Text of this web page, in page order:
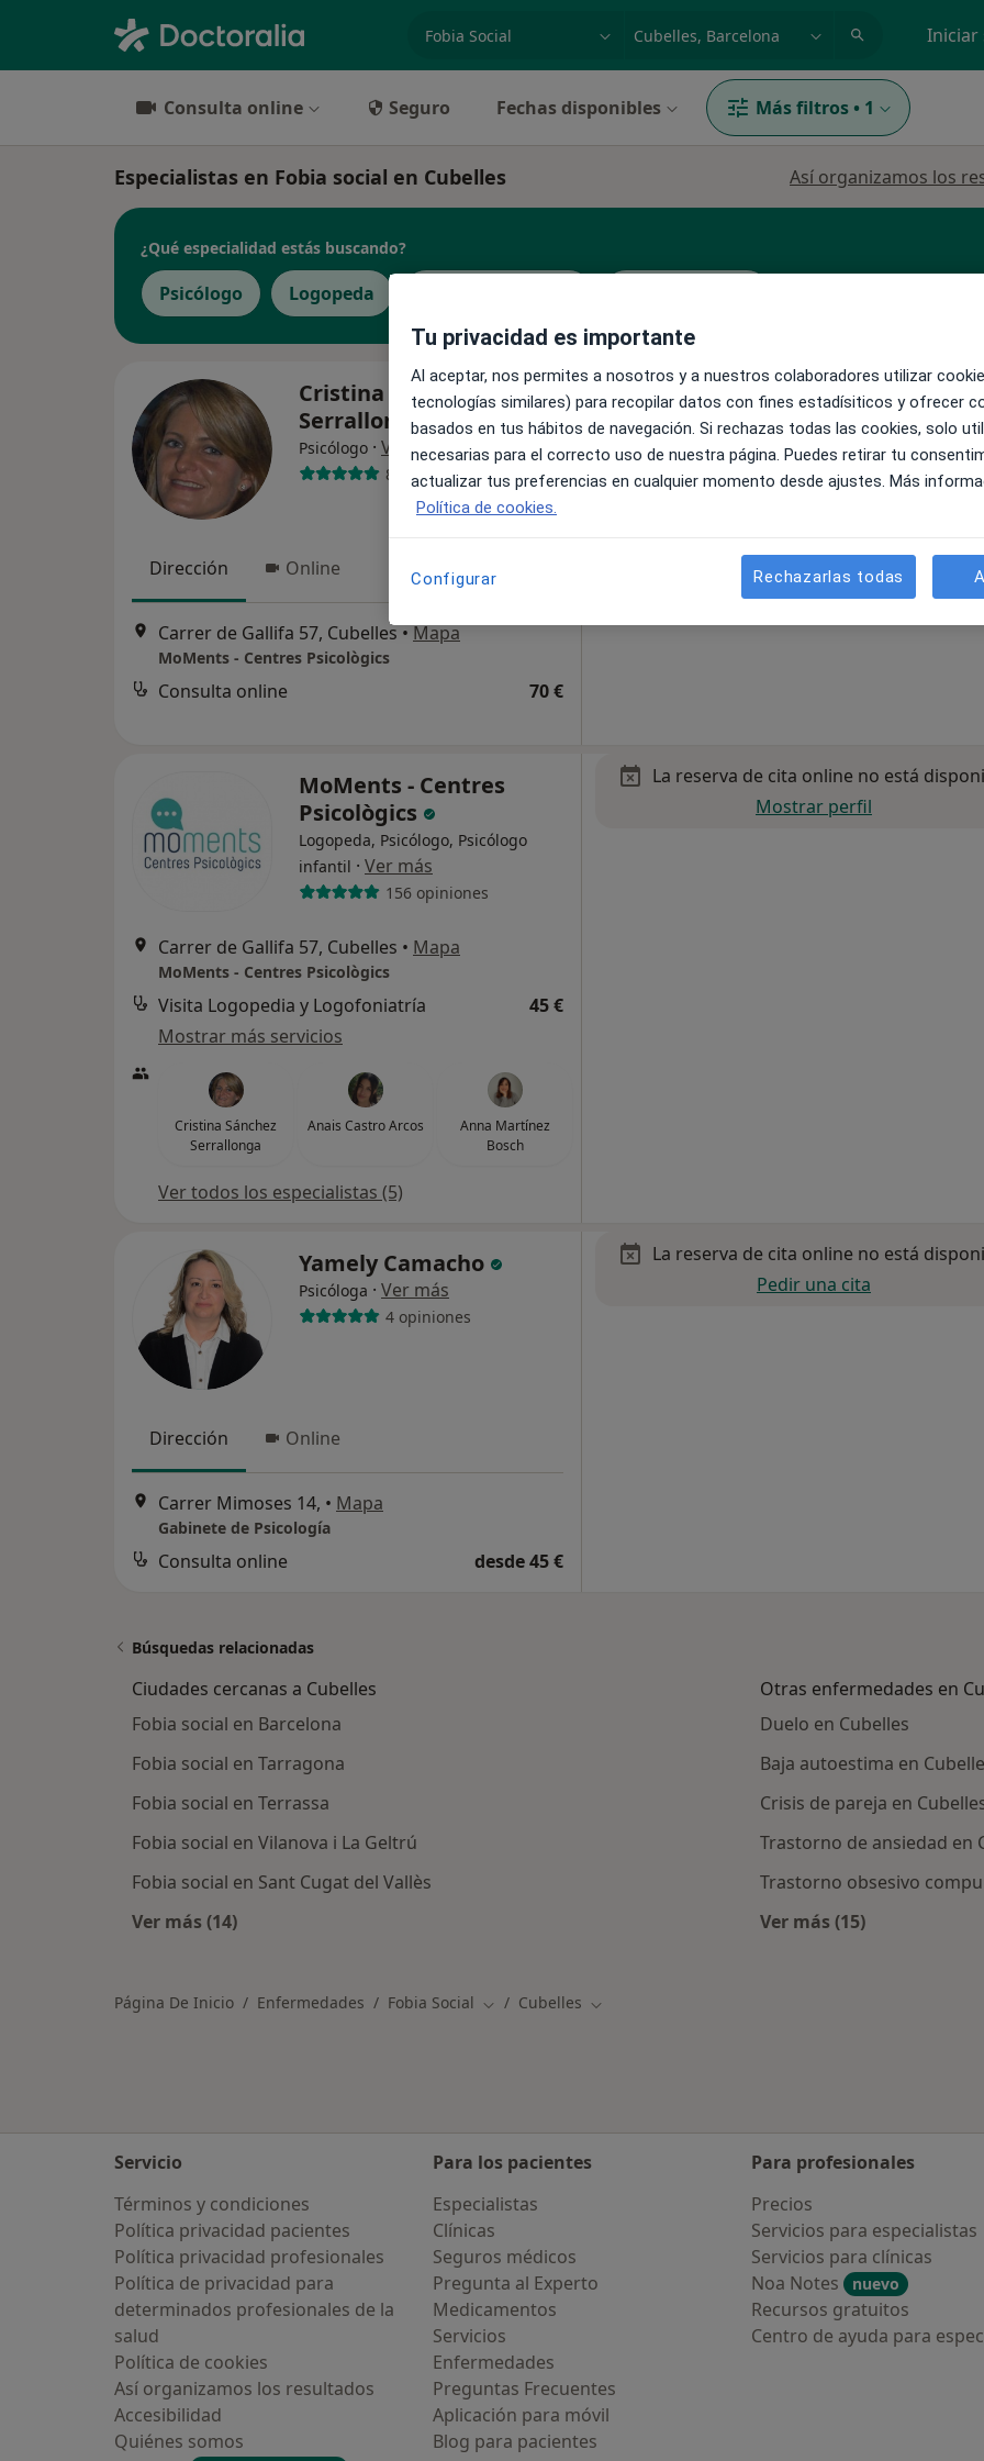
Iniciar
Consulta online Seguro Fechas disponibles Más filtros • 1
Especialistas en Fobia social en Cubelles Así organizamos los
¿Qué especialidad estás buscando?
Psicólogo Logopeda
Cristina Sánchez
Serrallonga
Psicólogo · Ver más
89 opiniones
Dirección Online
Carrer de Gallifa 57, Cubelles•Mapa
MoMents - Centres Psicològics
Consulta online 70 €
La reserva de cita online no está
Pedir una cita
MoMents - Centres
Psicològics
Logopeda, Psicólogo, Psicólogo
infantil · Ver más
156 opiniones
Carrer de Gallifa 57, Cubelles • Mapa
MoMents - Centres Psicològics
Visita Logopedia y Logofoniatría
45 €
Mostrar más servicios
Cristina Sánchez
Serrallonga
Anais Castro Arcos
Anna Martínez
Bosch
Ver todos los especialistas (5)
La reserva de cita online no está
Mostrar perfil
Yamely Camacho
Psicóloga · Ver más
4 opiniones
Dirección Online
Carrer Mimoses 14, • Mapa
Gabinete de Psicología
Consulta online desde 45 €
La reserva de cita online no está
Pedir una cita
Búsquedas relacionadas
Ciudades cercanas a Cubelles
Fobia social en Barcelona
Fobia social en Tarragona
Fobia social en Terrassa
Fobia social en Vilanova i La Geltrú
Fobia social en Sant Cugat del Vallès
Ver más (14)
Otras enfermedades en
Duelo en Cubelles
Baja autoestima en
Crisis de pareja en
Trastorno de ansiedad en
Trastorno obsesivo
Ver más (15)
Página De Inicio Enfermedades Fobia Social Cambiar de ciudad
Cubelles Cambiar de ciudad
Servicio
Términos y condiciones
Política privacidad pacientes
Política privacidad profesionales
Política de privacidad para
determinados profesionales de la
salud
Política de cookies
Así organizamos los resultados
Accesibilidad
Quiénes somos
Para los pacientes
Especialistas
Clínicas
Seguros médicos
Pregunta al Experto
Medicamentos
Servicios
Enfermedades
Preguntas Frecuentes
Aplicación para móvil
Blog para pacientes
Para profesionales
Precios
Servicios para especialistas
Servicios para clínicas
Noa Notes
nuevo
Recursos gratuitos
Centro de ayuda para
Tu privacidad es importante
Al aceptar, nos permites a nosotros y a nuestros colaboradores utilizar
tecnologías similares) para recopilar datos con fines estadísiticos y ofrecer
basados en tus hábitos de navegación. Si rechazas todas las cookies, solo
necesarias para el correcto uso de nuestra página. Puedes retirar tu
actualizar tus preferencias en cualquier momento desde ajustes. Más
Política de cookies.
Configurar Rechazarlas todas